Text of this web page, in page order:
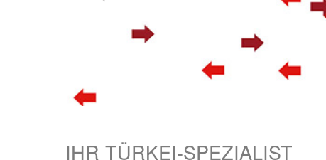
IHR TÜRKEI-SPEZIALIST